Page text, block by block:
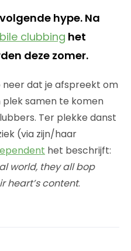
hype. Na
clubbing het
deze zomer.
dat je afspreekt om
samen te komen
Ter plekke danst
(via zijn/haar
het beschrijft:
world, they all bop
heart’s content.